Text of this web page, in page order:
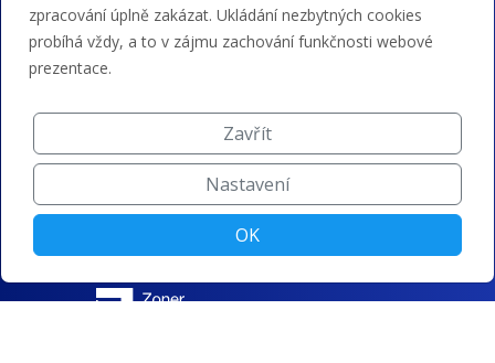
zpracování úplně zakázat. Ukládání nezbytných cookies
probíhá vždy, a to v zájmu zachování funkčnosti webové
prezentace.
Zavřít
Nastavení
OK